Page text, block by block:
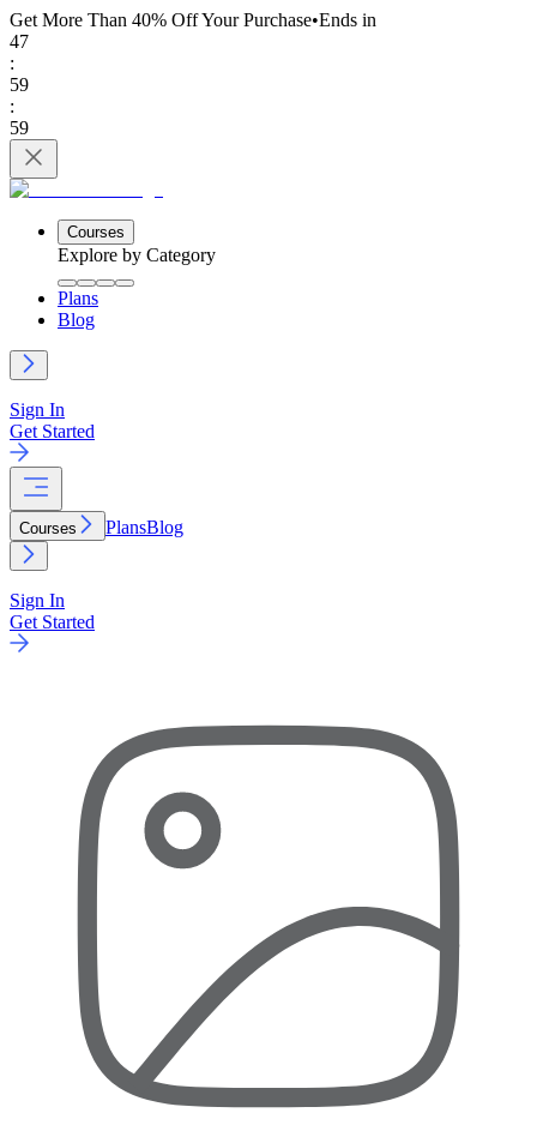
Get More Than 40% OffYour Purchase•Ends in
47
:
59
:
59
Courses
Explore by Category
Plans
Blog
Sign In
Get Started
Courses PlansBlog
Sign In
Get Started